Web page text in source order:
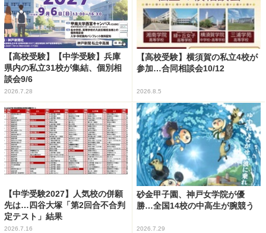
【高校受験】【中学受験】兵庫
県内の私立31校が集結、個別相
談会9/6
2026.7.28
【高校受験】横須賀の私立4校が
参加…合同相談会10/12
2026.8.5
【中学受験2027】人気校の併願
先は…四谷大塚「第2回合不合判
定テスト」結果
2026.7.16
砂金甲子園、神戸女学院が優
勝…全国14校の中高生が腕競う
2026.7.29